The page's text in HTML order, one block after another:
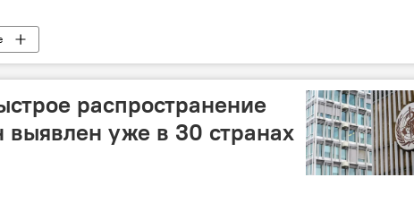
распространение
выявлен уже в 30 странах